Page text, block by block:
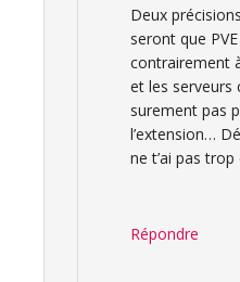
Deux
seront que
contrairement
et les serveurs
surement pas
l’extension…
ne t’ai pas trop
Répondre